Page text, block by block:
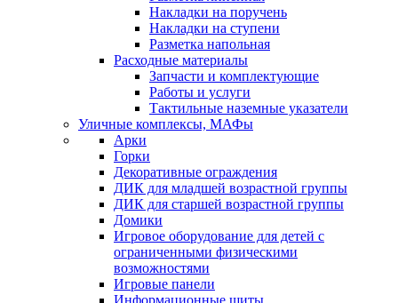
Накладки на поручень
Накладки на ступени
Разметка напольная
Расходные материалы
Запчасти и комплектующие
Работы и услуги
Тактильные наземные указатели
Уличные комплексы, МАФы
Арки
Горки
Декоративные ограждения
ДИК для младшей возрастной группы
ДИК для старшей возрастной группы
Домики
Игровое оборудование для детей с
ограниченными физическими
возможностями
Игровые панели